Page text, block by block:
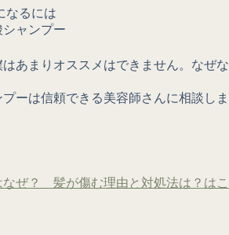
なるには
ャンプー
あまりオススメはできません。なぜな
ーは信頼できる美容師さんに相談しま
なぜ？ 髪が傷む理由と対処法は？はこ